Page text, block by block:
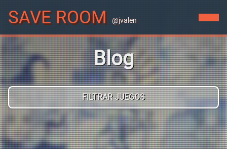
SAVE ROOM @jvalen
Blog
FILTRAR JUEGOS